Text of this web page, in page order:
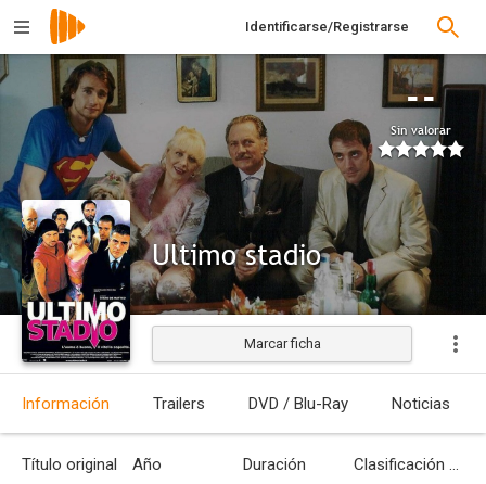
Identificarse/Registrarse
--
Sin valorar
Ultimo stadio
Estrenada
Marcar ficha
Información Trailers DVD / Blu-Ray Noticias
Título original Año Duración Clasificación por edades